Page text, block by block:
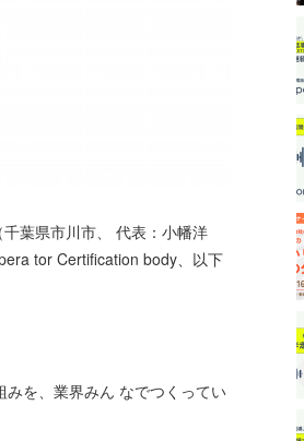
葉県市川市、 代表：小幡洋
tor Certification body、以下
を、業界みん なでつくってい